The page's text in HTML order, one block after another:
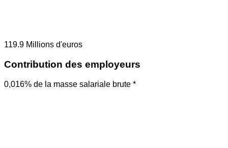
119.9 Millions d'euros
Contribution des employeurs
0,016% de la masse salariale brute *